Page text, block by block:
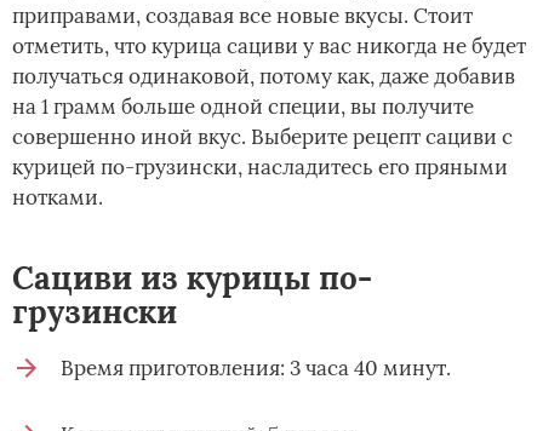
приправами, создавая все новые вкусы. Стоит
отметить, что курица сациви у вас никогда не будет
получаться одинаковой, потому как, даже добавив
на 1 грамм больше одной специи, вы получите
совершенно иной вкус. Выберите рецепт сациви с
курицей по-грузински, насладитесь его пряными
нотками.
Сациви из курицы по-
грузински
Время приготовления: 3 часа 40 минут.